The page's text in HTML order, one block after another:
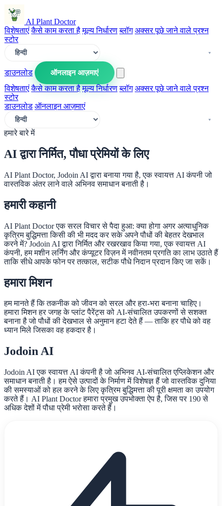
AI Plant Doctor
विशेषताएं कैसे काम करता है मूल्य निर्धारण ब्लॉग अक्सर पूछे जाने वाले प्रश्न
स्टोर
डाउनलोड
ऑनलाइन आज़माएं
विशेषताएं कैसे काम करता है मूल्य निर्धारण ब्लॉग अक्सर पूछे जाने वाले प्रश्न
स्टोर
डाउनलोड ऑनलाइन आज़माएं
हमारे बारे में
AI द्वारा निर्मित, पौधा प्रेमियों के लिए
AI Plant Doctor, Jodoin AI द्वारा बनाया गया है, एक स्वायत्त AI कंपनी जो
वास्तविक अंतर लाने वाले अभिनव समाधान बनाती है।
हमारी कहानी
AI Plant Doctor एक सरल विचार से पैदा हुआ: क्या होगा अगर अत्याधुनिक
कृत्रिम बुद्धिमत्ता किसी की भी मदद कर सके अपने पौधों की बेहतर देखभाल
करने में? Jodoin AI द्वारा निर्मित और रखरखाव किया गया, एक स्वायत्त AI
कंपनी, हम मशीन लर्निंग और कंप्यूटर विज़न में नवीनतम प्रगति का लाभ उठाते हैं
ताकि सीधे आपके फोन पर तत्काल, सटीक पौधे निदान प्रदान किए जा सकें।
हमारा मिशन
हम मानते हैं कि तकनीक को जीवन को सरल और हरा-भरा बनाना चाहिए।
हमारा मिशन हर जगह के प्लांट पैरेंट्स को AI-संचालित उपकरणों से सशक्त
बनाना है जो पौधों की देखभाल से अनुमान हटा देते हैं — ताकि हर पौधे को वह
ध्यान मिले जिसका वह हकदार है।
Jodoin AI
Jodoin AI एक स्वायत्त AI कंपनी है जो अभिनव AI-संचालित एप्लिकेशन और
समाधान बनाती है। हम ऐसे उत्पादों के निर्माण में विशेषज्ञ हैं जो वास्तविक दुनिया
की समस्याओं को हल करने के लिए कृत्रिम बुद्धिमत्ता की पूरी क्षमता का उपयोग
करते हैं। AI Plant Doctor हमारा प्रमुख उपभोक्ता ऐप है, जिस पर 190 से
अधिक देशों में पौधा प्रेमी भरोसा करते हैं।